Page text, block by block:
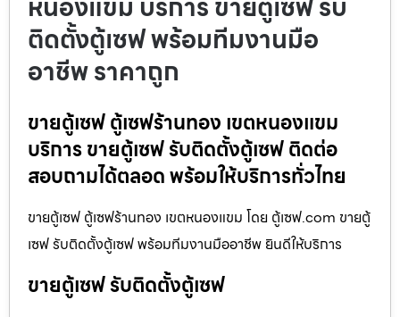
ติดตั้งตู้เซฟ พร้อมทีมงานมือ
อาชีพ ราคาถูก
ขายตู้เซฟ ตู้เซฟร้านทอง เขตหนองแขม
บริการ ขายตู้เซฟ รับติดตั้งตู้เซฟ ติดต่อ
สอบถามได้ตลอด พร้อมให้บริการทั่วไทย
ขายตู้เซฟ ตู้เซฟร้านทอง เขตหนองแขม โดย ตู้เซฟ.com ขายตู้
เซฟ รับติดตั้งตู้เซฟ พร้อมทีมงานมืออาชีพ ยินดีให้บริการ
ขายตู้เซฟ รับติดตั้งตู้เซฟ